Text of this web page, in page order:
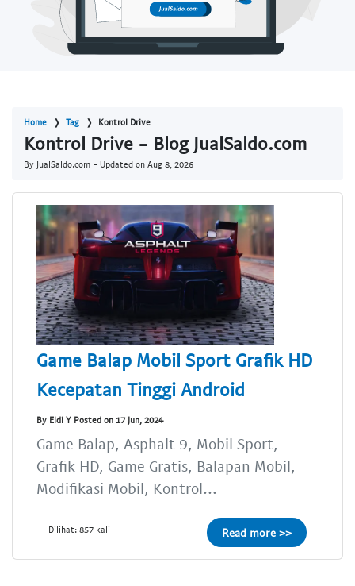
Home Tag Kontrol Drive
Kontrol Drive - Blog JualSaldo.com
By JualSaldo.com - Updated on Aug 8, 2026
Game Balap Mobil Sport Grafik HD
Kecepatan Tinggi Android
By Eldi Y Posted on 17 Jun, 2024
Game Balap, Asphalt 9, Mobil Sport,
Grafik HD, Game Gratis, Balapan Mobil,
Modifikasi Mobil, Kontrol...
Dilihat: 857 kali Read more >>